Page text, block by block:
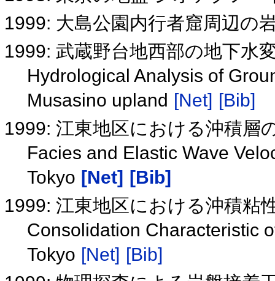
1999: 大島公園内行者窟周辺の
1999: 武蔵野台地西部の地下水
Hydrological Analysis of
Musasino upland [Net] [Bib]
1999: 江東地区における沖積層
Facies and Elastic Wave
Tokyo [Net]
[Bib]
1999: 江東地区における沖積粘
Consolidation Characteristic
Tokyo [Net] [Bib]